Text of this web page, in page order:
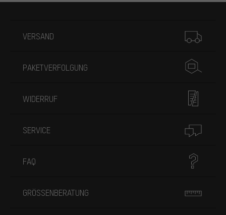
VERSAND
PAKETVERFOLGUNG
WIDERRUF
SERVICE
FAQ
GRÖSSENBERATUNG